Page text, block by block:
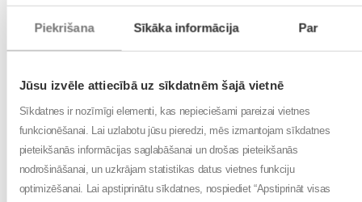
Piekrišana Sīkāka informācija Par
Jūsu izvēle attiecībā uz sīkdatnēm šajā vietnē
Sīkdatnes ir nozīmīgi elementi, kas nepieciešami pareizai vietnes
funkcionēšanai. Lai uzlabotu jūsu pieredzi, mēs izmantojam sīkdatnes
pieteikšanās informācijas saglabāšanai un drošas pieteikšanās
nodrošināšanai, un uzkrājam statistikas datus vietnes funkciju
optimizēšanai. Lai apstiprinātu sīkdatnes, nospiediet “Apstiprināt visas
ejot – tā ir aptieka, kurā pārsvarā ir pastāvīgie klienti,” stāsta Sabīne.
Liels atbalsts kvalitatīvu pakalpojumu nodrošināšanā ir sadarbība ar zāļu
lieltirgotavuTAMROun neatkarīgo aptieku apvienībuaptieka1. Tā ļauj
turklāt piegāde uz aptieku notiek ļoti ātri. To novērtē gan aptiekas
arī ar citām neatkarīgajām aptiekām, kas var būt ļoti noderīgi, atzīst Sabīne.
Brīvajā laikā – studijas un sports!
Aptiekas jaunās vadības pārstāve atzīst, ka šobrīd darba slodze ir būtiski
palielinājusies. Turklāt maģistra studijas RSU Veselības vadības programmā